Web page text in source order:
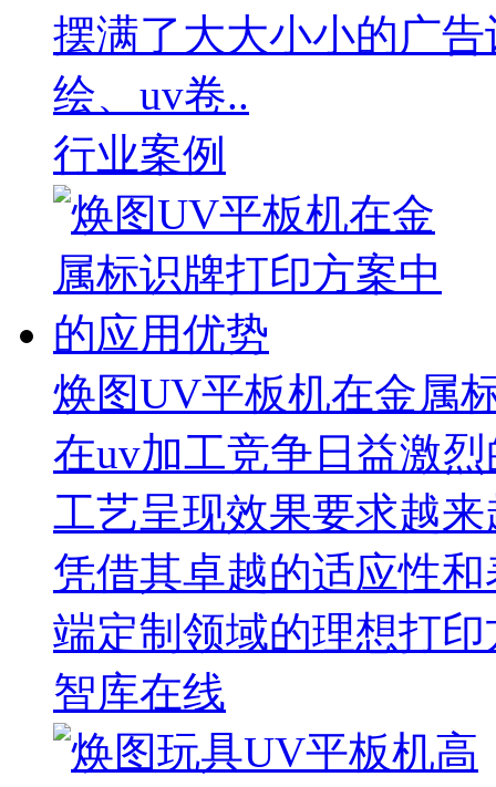
摆满了大大小小的广
绘、uv卷..
行业案例
焕图UV平板机在金属
在uv加工竞争日益激
工艺呈现效果要求越
凭借其卓越的适应性
端定制领域的理想打
智库在线